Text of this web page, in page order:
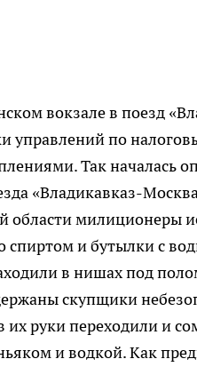
вокзале в поезд
управлений по
Так началась
«Владикавказ-
области милиционеры
спиртом и бутылки с
в нишах под
скупщики
их руки переходили и
и водкой. Как